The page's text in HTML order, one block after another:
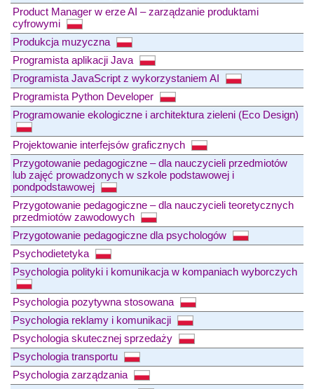
Product Manager w erze AI – zarządzanie produktami
cyfrowymi
Produkcja muzyczna
Programista aplikacji Java
Programista JavaScript z wykorzystaniem AI
Programista Python Developer
Programowanie ekologiczne i architektura zieleni (Eco Design)
Projektowanie interfejsów graficznych
Przygotowanie pedagogiczne – dla nauczycieli przedmiotów
lub zajęć prowadzonych w szkole podstawowej i
pondpodstawowej
Przygotowanie pedagogiczne – dla nauczycieli teoretycznych
przedmiotów zawodowych
Przygotowanie pedagogiczne dla psychologów
Psychodietetyka
Psychologia polityki i komunikacja w kompaniach wyborczych
Psychologia pozytywna stosowana
Psychologia reklamy i komunikacji
Psychologia skutecznej sprzedaży
Psychologia transportu
Psychologia zarządzania